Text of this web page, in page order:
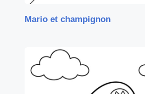
Mario et champignon